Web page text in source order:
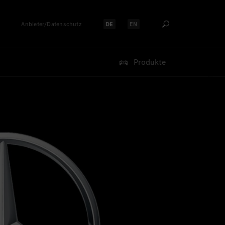
Anbieter/Datenschutz Sprache auswählen:
DE Sprache auswählen:
EN
Produkte